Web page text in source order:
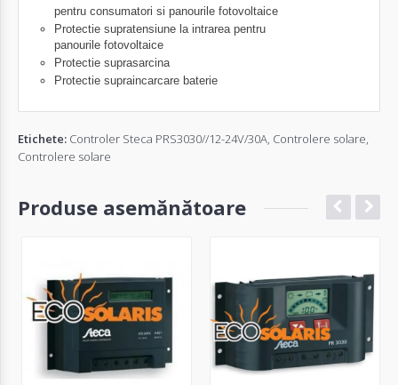
pentru consumatori si panourile fotovoltaice
Protectie supratensiune la intrarea pentru
panourile fotovoltaice
Protectie suprasarcina
Protectie supraincarcare baterie
Etichete: Controler Steca PRS3030//12-24V/30A Controlere solare
Controlere solare
Produse asemănătoare